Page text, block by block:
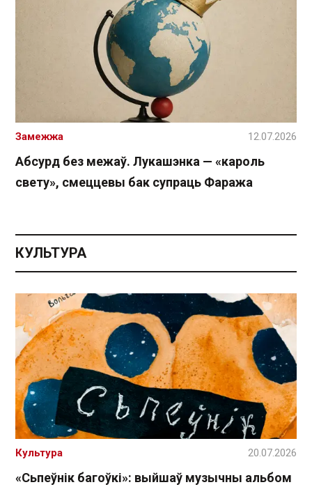
Абсурд без межаў. Лукашэнка — «кароль
свету», смеццевы бак супраць Фаража
Замежжа 12.07.2026
КУЛЬТУРА
«Сьпеўнік багоўкі»: выйшаў музычны альбом
Культура 20.07.2026